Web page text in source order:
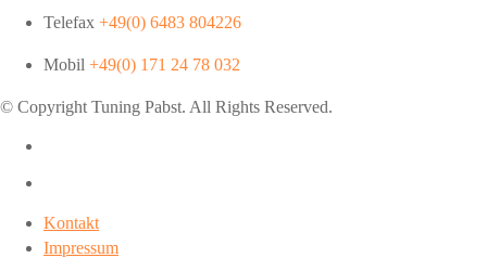
Telefax +49(0) 6483 804226
Mobil +49(0) 171 24 78 032
© Copyright Tuning Pabst. All Rights Reserved.
Kontakt
Impressum